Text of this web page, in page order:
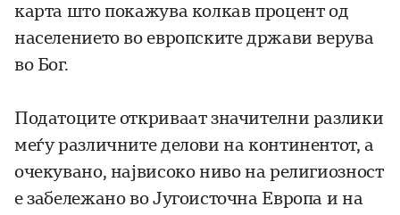
карта што покажува колкав процент од
населението во европските држави верува
во Бог.
Податоците откриваат значителни разлики
меѓу различните делови на континентот, а
очекувано, највисоко ниво на религиозност
е забележано во Југоисточна Европа и на